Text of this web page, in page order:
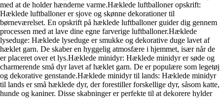
med at de holder hænderne varme.Hæklede luftballoner opskrift:
Hæklede luftballoner er sjove og skønne dekorationer til
børneværelset. En opskrift på hæklede luftballoner guider dig gennem
processen med at lave dine egne farverige luftballoner.Hæklede
lyseduge: Hæklede lyseduge er smukke og dekorative duge lavet af
hæklet garn. De skaber en hyggelig atmosfære i hjemmet, især når de
er placeret over et lys.Hæklede minidyr: Hæklede minidyr er søde og
charmerende små dyr lavet af hæklet garn. De er populære som legetøj
og dekorative genstande.Hæklede minidyr til lands: Hæklede minidyr
til lands er små hæklede dyr, der forestiller forskellige dyr, såsom katte,
hunde og kaniner. Disse skabninger er perfekte til at dekorere hylder